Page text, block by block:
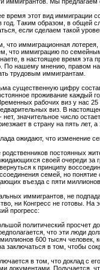
время этот вид иммиграции
год. Таким образом, в общей
если сделаем такой
что иммиграционная лотерея,
что иммиграцию по
в настоящее время эта
По нашему мнению, правом
трудовым иммигрантам.
существенную цифру
проживание каждый
рабочих виз у нас
виз. В
нет, значительное число
в страну на пять лет,
ожидают, что изменение
постоянных
своей очереди за
к принципу
семей, но
въезда с пяти
иммигрантов, не
ни Конгресс не готовы.
прогресс:
политический просчет
что эти люди
600 тысяч человек,
заключаться в том, чтобы
в том, что доклад с
документами. Получается,